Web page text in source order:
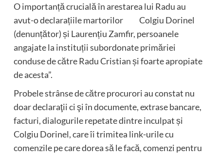
O importanță crucială în arestarea lui Radu au
avut-o declarațiile martorilor Colgiu Dorinel
(denunțător) și Laurențiu Zamfir, persoanele
angajate la instituții subordonate primăriei
conduse de către Radu Cristian și foarte apropiate
de acesta”.
Probele strânse de către procurori au constat nu
doar declaraţii ci şi în documente, extrase bancare,
facturi, dialogurile repetate dintre inculpat și
Colgiu Dorinel, care îi trimitea link-urile cu
comenzile pe care dorea să le facă, comenzi pentru